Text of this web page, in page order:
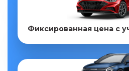
Фиксированная цена с